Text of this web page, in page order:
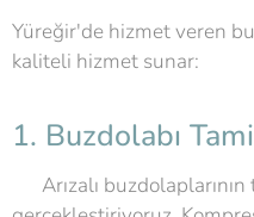
Yüreğir'de hizmet veren
kaliteli hizmet sunar:
1. Buzdolabı
🛠 Arızalı